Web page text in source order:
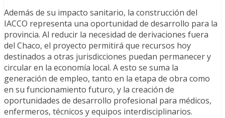
Además de su impacto sanitario, la construcción del
IACCO representa una oportunidad de desarrollo para la
provincia. Al reducir la necesidad de derivaciones fuera
del Chaco, el proyecto permitirá que recursos hoy
destinados a otras jurisdicciones puedan permanecer y
circular en la economía local. A esto se suma la
generación de empleo, tanto en la etapa de obra como
en su funcionamiento futuro, y la creación de
oportunidades de desarrollo profesional para médicos,
enfermeros, técnicos y equipos interdisciplinarios.